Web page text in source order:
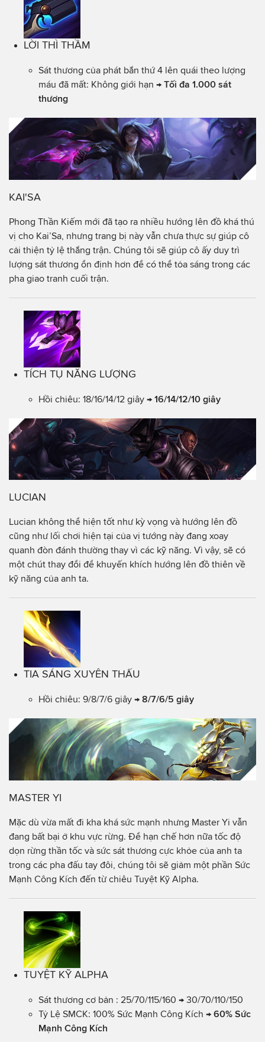
LỜI THÌ THẦM
Sát thương của phát bắn thứ 4 lên quái theo lượng
máu đã mất: Không giới hạn → Tối đa 1.000 sát
thương
KAI'SA
Phong Thần Kiếm mới đã tạo ra nhiều hướng lên đồ khá thú
vị cho Kai’Sa, nhưng trang bị này vẫn chưa thực sự giúp cô
cải thiện tỷ lệ thắng trận. Chúng tôi sẽ giúp cô ấy duy trì
lượng sát thương ổn định hơn để có thể tỏa sáng trong các
pha giao tranh cuối trận.
TÍCH TỤ NĂNG LƯỢNG
Hồi chiêu: 18/16/14/12 giây → 16/14/12/10 giây
LUCIAN
Lucian không thể hiện tốt như kỳ vọng và hướng lên đồ
cũng như lối chơi hiện tại của vị tướng này đang xoay
quanh đòn đánh thường thay vì các kỹ năng. Vì vậy, sẽ có
một chút thay đổi để khuyến khích hướng lên đồ thiên về
kỹ năng của anh ta.
TIA SÁNG XUYÊN THẤU
Hồi chiêu: 9/8/7/6 giây → 8/7/6/5 giây
MASTER YI
Mặc dù vừa mất đi kha khá sức mạnh nhưng Master Yi vẫn
đang bất bại ở khu vực rừng. Để hạn chế hơn nữa tốc độ
dọn rừng thần tốc và sức sát thương cực khỏe của anh ta
trong các pha đấu tay đôi, chúng tôi sẽ giảm một phần Sức
Mạnh Công Kích đến từ chiêu Tuyệt Kỹ Alpha.
TUYỆT KỸ ALPHA
Sát thương cơ bản : 25/70/115/160 → 30/70/110/150
Tỷ Lệ SMCK: 100% Sức Mạnh Công Kích → 60% Sức
Mạnh Công Kích